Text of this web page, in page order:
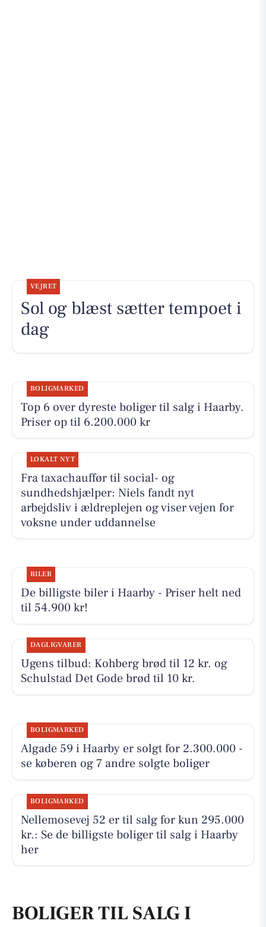
VEJRET
Sol og blæst sætter tempoet i
dag
BOLIGMARKED
Top 6 over dyreste boliger til salg i Haarby.
Priser op til 6.200.000 kr
LOKALT NYT
Fra taxachauffør til social- og
sundhedshjælper: Niels fandt nyt
arbejdsliv i ældreplejen og viser vejen for
voksne under uddannelse
BILER
De billigste biler i Haarby - Priser helt ned
til 54.900 kr!
DAGLIGVARER
Ugens tilbud: Kohberg brød til 12 kr. og
Schulstad Det Gode brød til 10 kr.
BOLIGMARKED
Algade 59 i Haarby er solgt for 2.300.000 -
se køberen og 7 andre solgte boliger
BOLIGMARKED
Nellemosevej 52 er til salg for kun 295.000
kr.: Se de billigste boliger til salg i Haarby
her
BOLIGER TIL SALG I